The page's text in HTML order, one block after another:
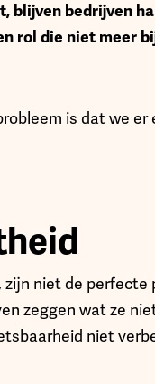
blijven bedrijven
rol die niet meer
is dat we
niet de perfecte
zeggen wat ze
niet